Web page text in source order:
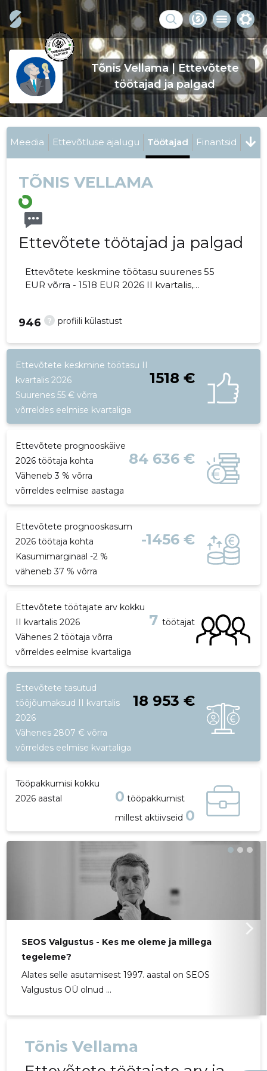
Tõnis Vellama | Ettevõtete
töötajad ja palgad
Meedia Ettevõtluse ajalugu Töötajad Finantsid
TÕNIS VELLAMA
Ettevõtete töötajad ja palgad
Ettevõtete keskmine töötasu suurenes 55
EUR võrra - 1518 EUR 2026 II kvartalis,
? profiili külastust
946
Ettevõtete keskmine töötasu II
kvartalis 2026
1518 €
Suurenes 55 € võrra
võrreldes eelmise kvartaliga
Ettevõtete prognooskäive
2026 töötaja kohta
84 636 €
Väheneb 3 % võrra
võrreldes eelmise aastaga
Ettevõtete prognooskasum
2026 töötaja kohta
-1456 €
Kasumimarginaal -2 %
väheneb 37 % võrra
Ettevõtete töötajate arv kokku
II kvartalis 2026
7 töötajat
Vähenes 2 töötaja võrra
võrreldes eelmise kvartaliga
Ettevõtete tasutud
tööjõumaksud II kvartalis
2026
18 953 €
Vähenes 2807 € võrra
võrreldes eelmise kvartaliga
Tööpakkumisi kokku
2026 aastal
0 tööpakkumist
millest aktiivseid 0
SEOS Valgustus - Kes me oleme ja millega
tegeleme?
Alates selle asutamisest 1997. aastal on SEOS
Valgustus OÜ olnud ...
Tõnis Vellama